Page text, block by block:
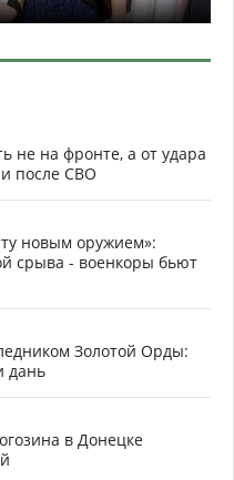
не на фронте, а от удара
после СВО
новым оружием»:
срыва - военкоры бьют
Золотой Орды:
дань
в Донецке